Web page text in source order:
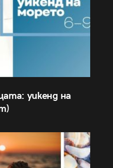
уикенд на